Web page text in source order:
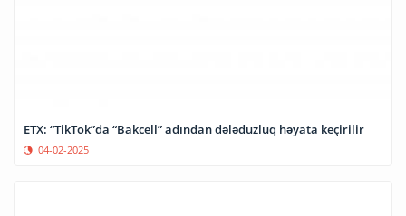
ETX: “TikTok”da “Bakcell” adından dələduzluq həyata keçirilir
04-02-2025